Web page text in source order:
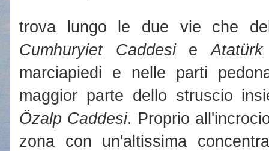
trova lungo le due vie che
Cumhuryiet Caddesie
marciapiedi e nelle parti
maggior parte dello struscio
Özalp Caddesi. Proprio
zona con un'altissima